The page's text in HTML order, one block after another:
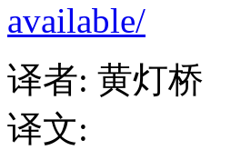
available/
译者: 黄灯桥
译文: